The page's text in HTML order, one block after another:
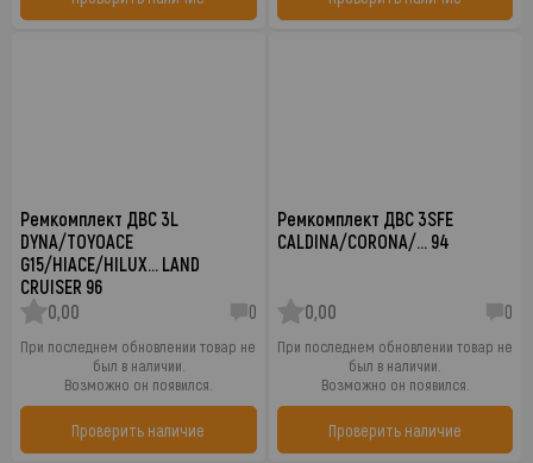
Ремкомплект ДВС 3L
DYNA/TOYOACE
G15/HIACE/HILUX… LAND
CRUISER 96
0,00
0
При последнем обновлении товар не
был в наличии.
Возможно он появился.
Проверить наличие
Ремкомплект ДВС 3SFE
CALDINA/CORONA/… 94
0,00 0
При последнем обновлении товар не
был в наличии.
Возможно он появился.
Проверить наличие